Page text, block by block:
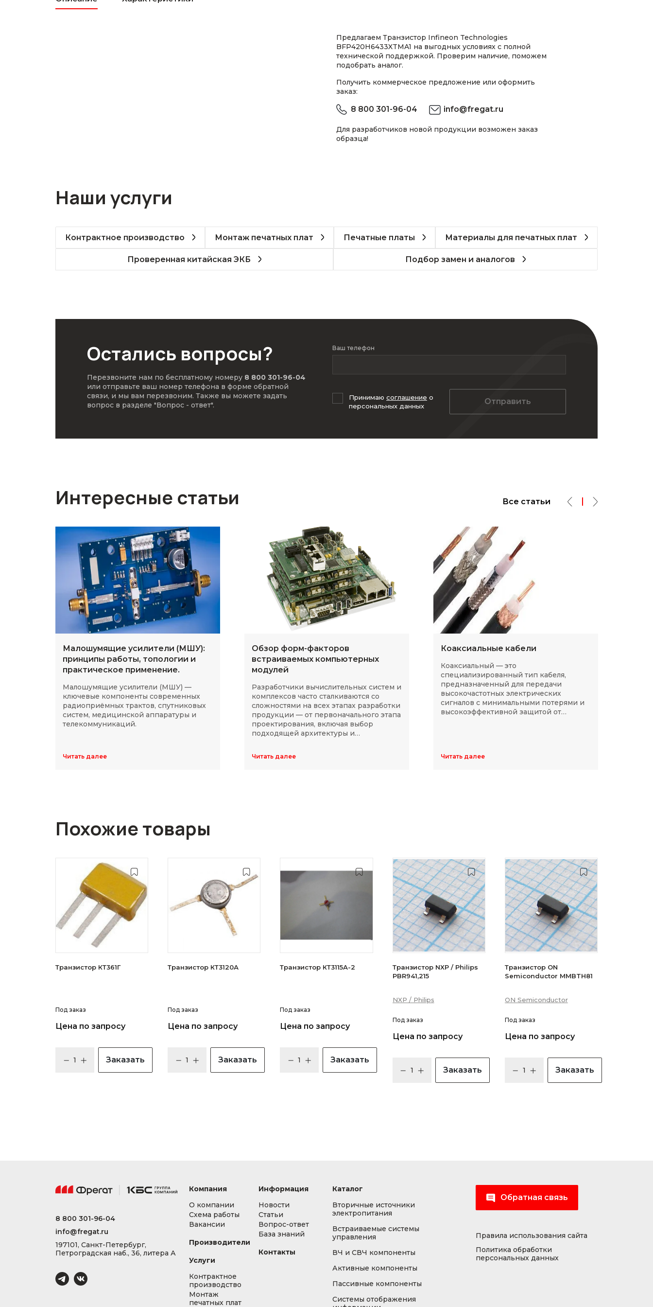
Предлагаем Транзистор Infineon Technologies
BFP420H6433XTMA1 на выгодных условиях с полной
технической поддержкой. Проверим наличие, поможем
подобрать аналог.
Получить коммерческое предложение или оформить
заказ:
8 800 301-96-04 info@fregat.ru
Для разработчиков новой продукции возможен заказ
образца!
Наши услуги
Контрактное производство Монтаж печатных плат Печатные платы Материалы для печатных плат
Проверенная китайская ЭКБ Подбор замен и аналогов
Остались вопросы?
Перезвоните нам по бесплатному номеру 8 800 301-96-04
или отправьте ваш номер телефона в форме обратной
связи, и мы вам перезвоним. Также вы можете задать
вопрос в разделе "Вопрос - ответ".
Ваш телефон
Принимаю соглашение о
персональных данных
Отправить
Интересные статьи Все статьи
Малошумящие усилители (МШУ):
принципы работы, топологии и
практическое применение.
Малошумящие усилители (МШУ) —
ключевые компоненты современных
радиоприёмных трактов, спутниковых
систем, медицинской аппаратуры и
телекоммуникаций.
Читать далее
Обзор форм-факторов
встраиваемых компьютерных
модулей
Разработчики вычислительных систем и
комплексов часто сталкиваются со
сложностями на всех этапах разработки
продукции — от первоначального этапа
проектирования, включая выбор
подходящей архитектуры и
длительного массового производства.
Читать далее
Коаксиальные кабели
Коаксиальный — это
специализированный тип кабеля,
предназначенный для передачи
высокочастотных электрических
сигналов с минимальными потерями и
высокоэффективной защитой от
Читать далее
Похожие товары
Транзистор КТ361Г
Под заказ
Цена по запросу
Заказать
Транзистор КТ3120А
Под заказ
Цена по запросу
Заказать
Транзистор КТ3115А-2
Под заказ
Цена по запросу
Заказать
Транзистор NXP / Philips
PBR941,215
NXP / Philips
Под заказ
Цена по запросу
Заказать
Транзистор ON
Semiconductor MMBTH81
ON Semiconductor
Под заказ
Цена по запросу
Заказать
8 800 301-96-04
info@fregat.ru
197101, Санкт-Петербург,
Петроградская наб., 36, литера А
Компания
О компании
Схема работы
Вакансии
Производители
Услуги
Контрактное
производство
Монтаж
печатных плат
Информация
Новости
Статьи
Вопрос-ответ
База знаний
Контакты
Каталог
Вторичные источники
электропитания
Встраиваемые системы
управления
ВЧ и СВЧ компоненты
Активные компоненты
Пассивные компоненты
Системы отображения
Обратная связь
Правила использования сайта
Политика обработки
персональных данных